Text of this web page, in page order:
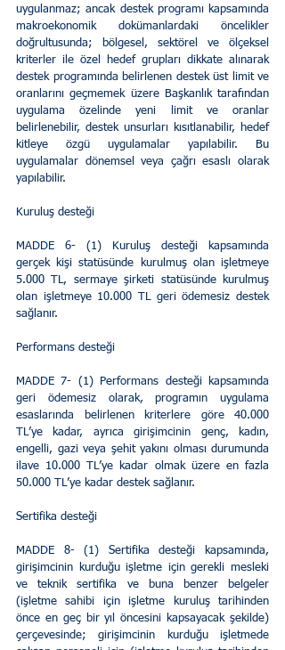
uygulanmaz; ancak destek programı kapsamında
makroekonomik dokümanlardaki öncelikler
doğrultusunda; bölgesel, sektörel ve ölçeksel
kriterler ile özel hedef grupları dikkate alınarak
destek programında belirlenen destek üst limit ve
oranlarını geçmemek üzere Başkanlık tarafından
uygulama özelinde yeni limit ve oranlar
belirlenebilir, destek unsurları kısıtlanabilir, hedef
kitleye özgü uygulamalar yapılabilir. Bu
uygulamalar dönemsel veya çağrı esaslı olarak
yapılabilir.
Kuruluş desteği
MADDE 6- (1) Kuruluş desteği kapsamında
gerçek kişi statüsünde kurulmuş olan işletmeye
5.000 TL, sermaye şirketi statüsünde kurulmuş
olan işletmeye 10.000 TL geri ödemesiz destek
sağlanır.
Performans desteği
MADDE 7- (1) Performans desteği kapsamında
geri ödemesiz olarak, programın uygulama
esaslarında belirlenen kriterlere göre 40.000
TL’ye kadar, ayrıca girişimcinin genç, kadın,
engelli, gazi veya şehit yakını olması durumunda
ilave 10.000 TL’ye kadar olmak üzere en fazla
50.000 TL’ye kadar destek sağlanır.
Sertifika desteği
MADDE 8- (1) Sertifika desteği kapsamında,
girişimcinin kurduğu işletme için gerekli mesleki
ve teknik sertifika ve buna benzer belgeler
(işletme sahibi için işletme kuruluş tarihinden
önce en geç bir yıl öncesini kapsayacak şekilde)
çerçevesinde; girişimcinin kurduğu işletmede